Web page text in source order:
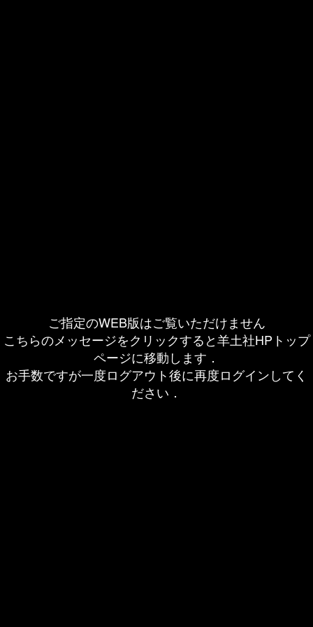
ご指定のWEB版はご覧いただけません
こちらのメッセージをクリックすると羊土社HPトップ
ページに移動します．
お手数ですが一度ログアウト後に再度ログインしてく
ださい．